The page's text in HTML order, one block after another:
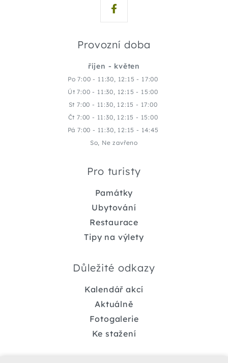
Provozní doba
říjen - květen
Po 7:00 - 11:30, 12:15 - 17:00
Út 7:00 - 11:30, 12:15 - 15:00
St 7:00 - 11:30, 12:15 - 17:00
Čt 7:00 - 11:30, 12:15 - 15:00
Pá 7:00 - 11:30, 12:15 - 14:45
So, Ne zavřeno
Pro turisty
Památky
Ubytování
Restaurace
Tipy na výlety
Důležité odkazy
Kalendář akcí
Aktuálně
Fotogalerie
Ke stažení